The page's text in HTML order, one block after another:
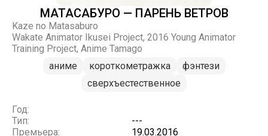
МАТАСАБУРО — ПАРЕНЬ ВЕТРОВ
Kaze no Matasaburo
Wakate Animator Ikusei Project, 2016 Young Animator
Training Project, Anime Tamago
аниме
короткометражка
фэнтези
сверхъестественное
Год:
Тип:
---
Премьера:
19.03.2016